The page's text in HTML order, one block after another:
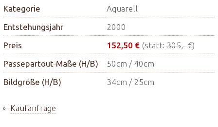
Kategorie
Aquarell
Entstehungsjahr
2000
Preis
152,50 € (statt: 305,- €)
Passepartout-Maße (H/B)
50cm / 40cm
Bildgröße (H/B)
34cm / 25cm
Kaufanfrage